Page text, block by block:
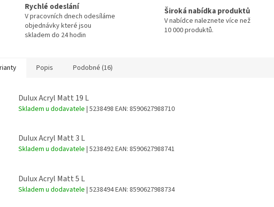
Rychlé odeslání
V pracovních dnech odesíláme
objednávky které jsou
skladem do 24 hodin
Široká nabídka produktů
V nabídce naleznete více než
10 000 produktů.
Popis Podobné (16)
Dulux Acryl Matt 19 L
Skladem u dodavatele | 5238498 EAN: 8590627988710
Dulux Acryl Matt 3 L
Skladem u dodavatele | 5238492EAN: 8590627988741
Dulux Acryl Matt 5 L
Skladem u dodavatele | 5238494EAN: 8590627988734